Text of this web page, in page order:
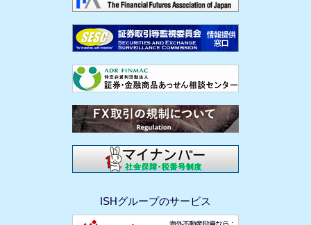
ISHグループのサービス